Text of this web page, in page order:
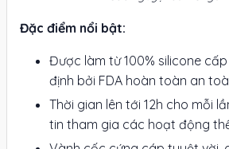
Đặc điểm nổi bật:
Được làm từ 100% silicone
định bởi FDA hoàn toàn an
Thời gian lên tới 12h cho mỗi
tin tham gia các hoạt động